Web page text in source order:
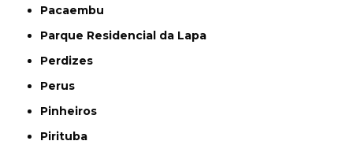
Pacaembu
Parque Residencial da Lapa
Perdizes
Perus
Pinheiros
Pirituba